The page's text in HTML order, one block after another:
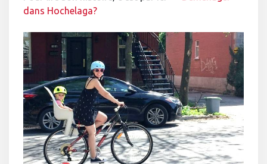
dans Hochelaga?